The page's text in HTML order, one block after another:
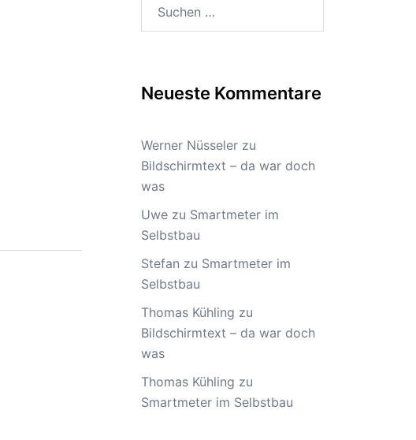
Neueste Kommentare
Werner Nüsselerzu
Bildschirmtext – da war doch
was
Uwezu Smartmeter im
Selbstbau
Stefan zu Smartmeter im
Selbstbau
Thomas Kühling zu
Bildschirmtext – da war doch
was
Thomas Kühling zu
Smartmeter im Selbstbau